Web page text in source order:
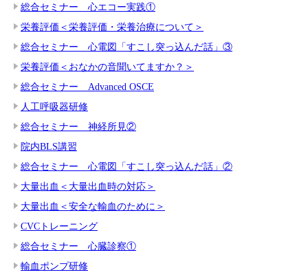
総合セミナー 心エコー実践①
栄養評価＜栄養評価・栄養治療について＞
総合セミナー 心電図「すこし突っ込んだ話」③
栄養評価＜おなかの音聞いてますか？＞
総合セミナー Advanced OSCE
人工呼吸器研修
総合セミナー 神経所見②
院内BLS講習
総合セミナー 心電図「すこし突っ込んだ話」②
大量出血＜大量出血時の対応＞
大量出血＜安全な輸血のために＞
CVCトレーニング
総合セミナー 心臓診察①
輸血ポンプ研修